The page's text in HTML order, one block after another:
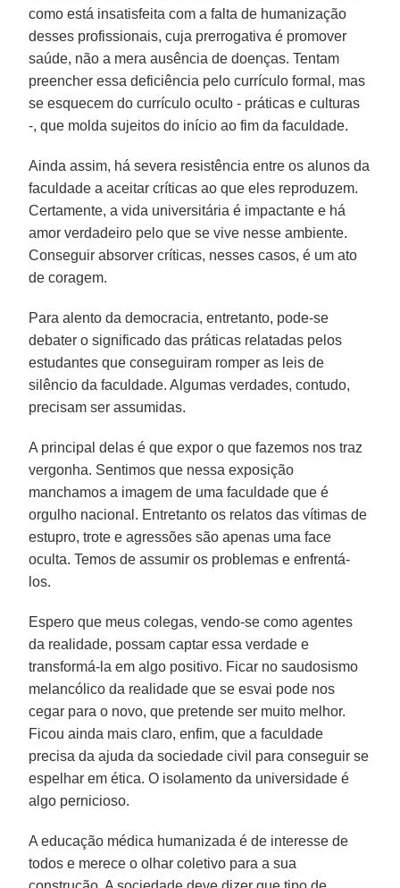
como está insatisfeita com a falta de humanização
desses profissionais, cuja prerrogativa é promover
saúde, não a mera ausência de doenças. Tentam
preencher essa deficiência pelo currículo formal, mas
se esquecem do currículo oculto - práticas e culturas
-, que molda sujeitos do início ao fim da faculdade.
Ainda assim, há severa resistência entre os alunos da
faculdade a aceitar críticas ao que eles reproduzem.
Certamente, a vida universitária é impactante e há
amor verdadeiro pelo que se vive nesse ambiente.
Conseguir absorver críticas, nesses casos, é um ato
de coragem.
Para alento da democracia, entretanto, pode-se
debater o significado das práticas relatadas pelos
estudantes que conseguiram romper as leis de
silêncio da faculdade. Algumas verdades, contudo,
precisam ser assumidas.
A principal delas é que expor o que fazemos nos traz
vergonha. Sentimos que nessa exposição
manchamos a imagem de uma faculdade que é
orgulho nacional. Entretanto os relatos das vítimas de
estupro, trote e agressões são apenas uma face
oculta. Temos de assumir os problemas e enfrentá-
los.
Espero que meus colegas, vendo-se como agentes
da realidade, possam captar essa verdade e
transformá-la em algo positivo. Ficar no saudosismo
melancólico da realidade que se esvai pode nos
cegar para o novo, que pretende ser muito melhor.
Ficou ainda mais claro, enfim, que a faculdade
precisa da ajuda da sociedade civil para conseguir se
espelhar em ética. O isolamento da universidade é
algo pernicioso.
A educação médica humanizada é de interesse de
todos e merece o olhar coletivo para a sua